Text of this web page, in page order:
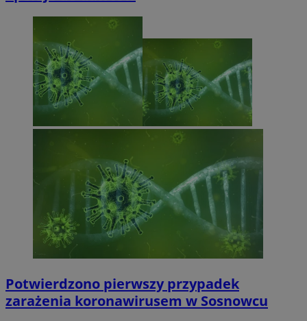
Potwierdzono pierwszy przypadek
zarażenia koronawirusem w Sosnowcu